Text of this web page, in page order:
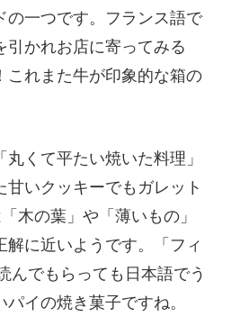
の一つです。フランス語で
引かれお店に寄ってみる
これまた牛が印象的な箱の
くて平たい焼いた料理」
いクッキーでもガレット
木の葉」や「薄いもの」
に近いようです。「フィ
んでもらっても日本語でう
イの焼き菓子ですね。